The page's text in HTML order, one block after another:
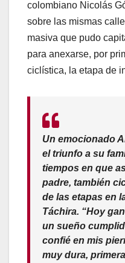
colombiano Nicolás
sobre las mismas
masiva que pudo
para anexarse, por
ciclística, la etapa de
Un emocionado
el triunfo a su
tiempos en que
padre, también
de las etapas en
Táchira. “Hoy
un sueño
confié en mis
muy dura,